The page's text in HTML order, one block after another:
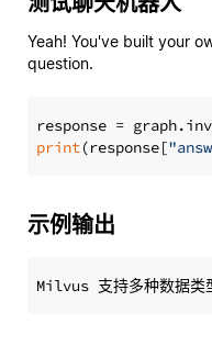
Yeah! You've built your
question.
response =
print(response[
示例输出